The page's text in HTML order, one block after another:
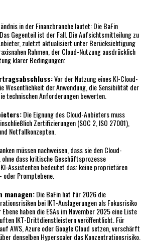
in der Finanzbranche lautet: Die BaFin
Gegenteil ist der Fall. Die Aufsichtsmitteilung zu
zuletzt aktualisiert unter Berücksichtigung
Rahmen, der Cloud-Nutzung ausdrücklich
klarer Bedingungen:
Vor der Nutzung eines KI-Cloud-
Wesentlichkeit der Anwendung, die Sensibilität der
technischen Anforderungen bewerten.
Die Eignung des Cloud-Anbieters muss
Zertifizierungen (SOC 2, ISO 27001),
Notfallkonzepten.
müssen nachweisen, dass sie den Cloud-
ohne dass kritische Geschäftsprozesse
Assistenten bedeutet das: keine proprietären
oder Promptebene.
managen:Die BaFin hat für 2026 die
bei IKT-Auslagerungen als Fokusrisiko
haben die ESAs im November 2025 eine Liste
IKT-Drittdienstleistern veröffentlicht. Für
AWS, Azure oder Google Cloud setzen, verschärft
denselben Hyperscaler das Konzentrationsrisiko.